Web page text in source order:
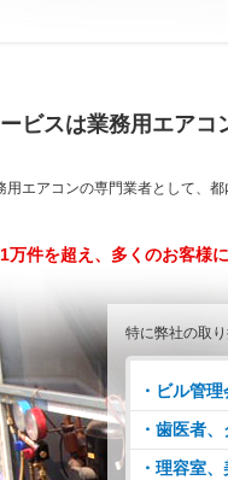
ビスは業務用エアコ
用エアコンの専門業者として、
万件を超え、多くのお客様
特に弊社の取
・ビル管
・歯医者
・理容室